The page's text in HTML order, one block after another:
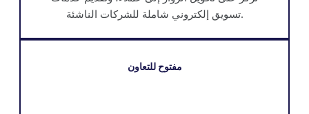
تسويق إلكتروني شاملة للشركات الناشئة.
مفتوح للتعاون